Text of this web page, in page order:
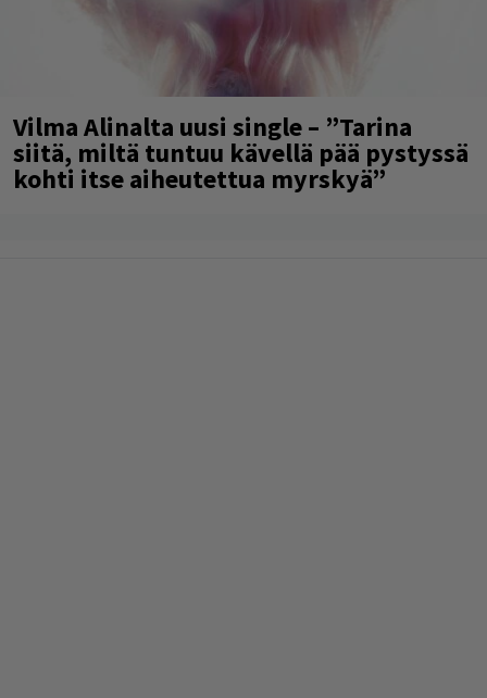
Vilma Alinalta uusi single – ”Tarina
siitä, miltä tuntuu kävellä pää pystyssä
kohti itse aiheutettua myrskyä”